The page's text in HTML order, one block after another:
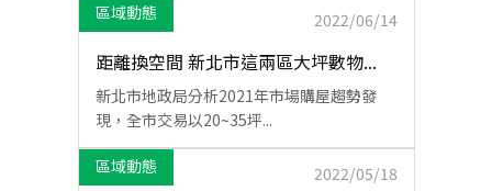
區域動態 2022/06/14
距離換空間 新北市這兩區大坪數物...
新北市地政局分析2021年市場購屋趨勢發
現，全市交易以20~35坪...
區域動態 2022/05/18